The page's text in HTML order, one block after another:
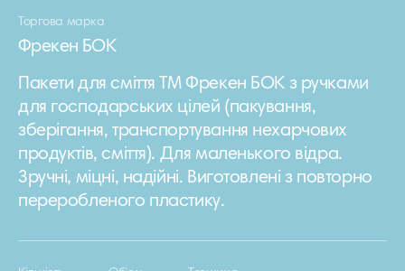
Торгова марка
Фрекен БОК
Пакети для сміття ТМ Фрекен БОК з ручками
для господарських цілей (пакування,
зберігання, транспортування нехарчових
продуктів, сміття). Для маленького відра.
Зручні, міцні, надійні. Виготовлені з повторно
переробленого пластику.